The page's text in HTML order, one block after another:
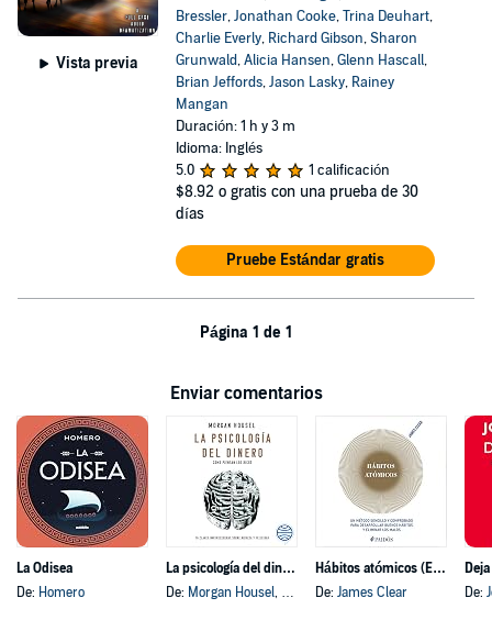
Vista previa
Bressler,Jonathan Cooke,Trina Deuhart,
Charlie Everly, Richard Gibson,Sharon
Grunwald,Alicia Hansen,Glenn Hascall,
Brian Jeffords,Jason Lasky, Rainey
Mangan
Duración: 1 h y 3 m
Idioma: Inglés
5.0
1 calificación
$8.92 o gratis con una prueba de 30
días
Pruebe Estándar gratis
Página 1 de 1
Enviar comentarios
La Odisea
De: Homero
La psicología del dinero
De: Morgan Housel, y otros
Hábitos atómicos (Español neutro)
De: James Clear
De: